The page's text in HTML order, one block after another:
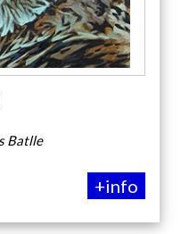
Batlle
+info